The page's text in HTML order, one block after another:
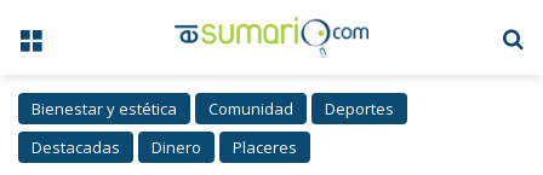
Menú
Bienestar y estética Comunidad
Deportes
Destacadas
Dinero Placeres